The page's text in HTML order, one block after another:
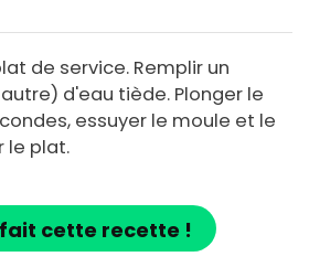
de service. Remplir un
d'eau tiède. Plonger le
essuyer le moule et le
le plat.
cette recette !